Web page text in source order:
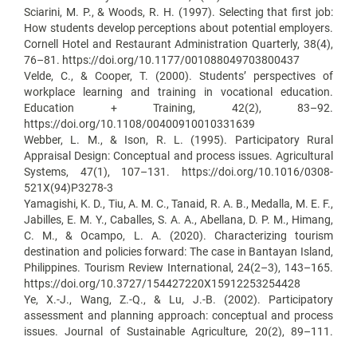
Sciarini, M. P., & Woods, R. H. (1997). Selecting that first job:
How students develop perceptions about potential employers.
Cornell Hotel and Restaurant Administration Quarterly, 38(4),
76–81. https://doi.org/10.1177/001088049703800437
Velde, C., & Cooper, T. (2000). Students’ perspectives of
workplace learning and training in vocational education.
Education + Training, 42(2), 83–92.
https://doi.org/10.1108/00400910010331639
Webber, L. M., & Ison, R. L. (1995). Participatory Rural
Appraisal Design: Conceptual and process issues. Agricultural
Systems, 47(1), 107–131. https://doi.org/10.1016/0308-
521X(94)P3278-3
Yamagishi, K. D., Tiu, A. M. C., Tanaid, R. A. B., Medalla, M. E. F.,
Jabilles, E. M. Y., Caballes, S. A. A., Abellana, D. P. M., Himang,
C. M., & Ocampo, L. A. (2020). Characterizing tourism
destination and policies forward: The case in Bantayan Island,
Philippines. Tourism Review International, 24(2–3), 143–165.
https://doi.org/10.3727/154427220X15912253254428
Ye, X.-J., Wang, Z.-Q., & Lu, J.-B. (2002). Participatory
assessment and planning approach: conceptual and process
issues. Journal of Sustainable Agriculture, 20(2), 89–111.